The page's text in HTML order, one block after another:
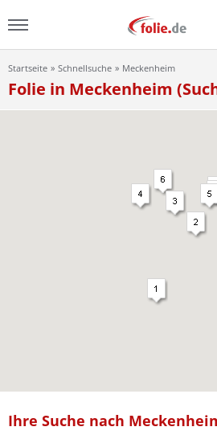
Menu
Home
Startseite Schnellsuche Meckenheim
Folie in Meckenheim
Ihre Suche nach